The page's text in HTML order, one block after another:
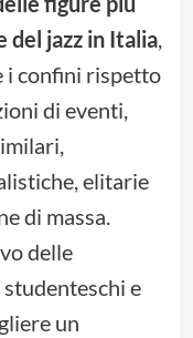
del jazz in Italia,
i confini rispetto
di eventi,
elitarie
di massa.
delle
e
un